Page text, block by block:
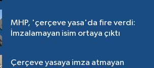
MHP, 'çerçeve yasa'da fire verdi:
İmzalamayan isim ortaya çıktı
Çerçeve yasaya imza atmayan